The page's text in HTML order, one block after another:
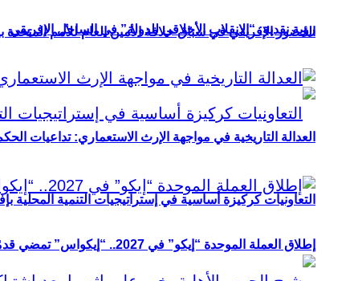
الحضور الإفريقي في سباق خلافة الأمين العام للأمم
التعاونيات كركيزة أساسية في إستراتيجيات التنمية المحلية
رؤية نقدية: “الانقلاب الأخلاقي للدولة” في الساحل الإفريقي
العدالة التاريخية في مواجهة الإرث الاستعماري: تداعيات
إطلاق العملة الموحدة “إيكو” في 2027.. “إيكواس” تمضي قدمًا دون انتظار